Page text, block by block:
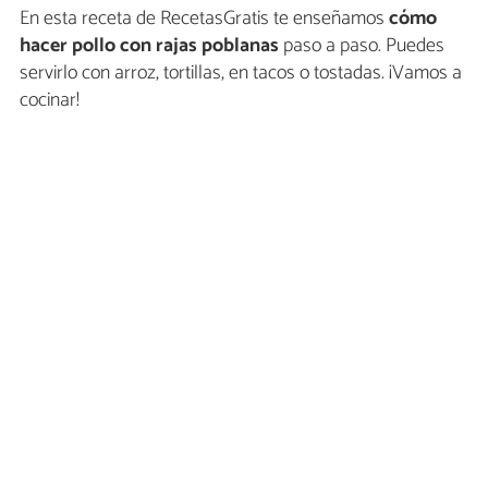
En esta receta de RecetasGratis te enseñamoscómo
hacer pollo con rajas poblanas paso a paso. Puedes
servirlo con arroz, tortillas, en tacos o tostadas. ¡Vamos a
cocinar!